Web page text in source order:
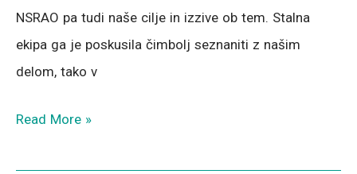
NSRAO pa tudi naše cilje in izzive ob tem. Stalna
ekipa ga je poskusila čimbolj seznaniti z našim
delom, tako v
v
Read More »